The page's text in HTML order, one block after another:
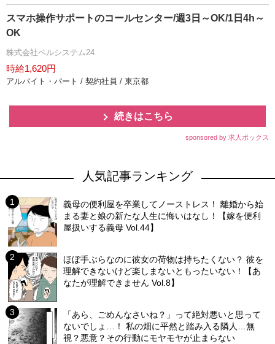
スマホ操作サポートのコールセンター/週3日～OK/1日4h～
OK
株式会社ベルシステム24
時給1,620円
アルバイト・パート / 契約社員 / 東京都
続きはこちら
sponsored by 求人ボックス
人気記事ランキング
義母の便利屋を卒業してノーストレス！ 離婚から始
まる妻と娘の新たな人生に悔いはなし！【嫁を便利
屋扱いする義母 Vol.44】
ほぼ手ぶらなのに彼女の荷物は持ちたくない？ 彼を
理解できないけど楽しまないともったいない！【あ
なたが理解できません Vol.8】
「あら、ごめんなさいね？」って絶対悪いと思って
ないでしょ…！ 私の畑に平然と踏み入る隣人…無
視？悪意？その行動にモヤモヤが止まらない